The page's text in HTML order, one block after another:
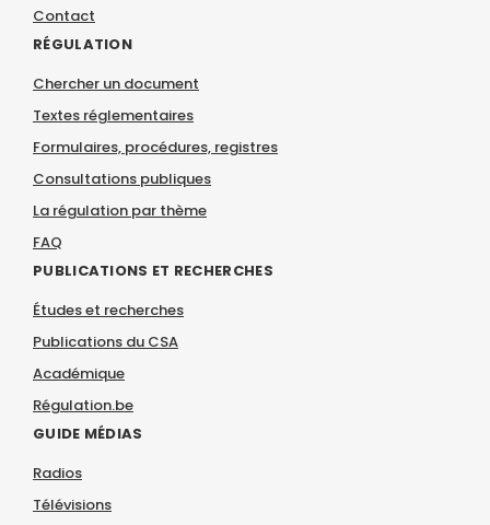
Contact
RÉGULATION
Chercher un document
Textes réglementaires
Formulaires, procédures, registres
Consultations publiques
La régulation par thème
FAQ
PUBLICATIONS ET RECHERCHES
Études et recherches
Publications du CSA
Académique
Régulation.be
GUIDE MÉDIAS
Radios
Télévisions